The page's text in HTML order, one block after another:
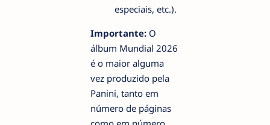
especiais, etc.).
Importante: O
álbum Mundial 2026
é o maior alguma
vez produzido pela
Panini, tanto em
número de páginas